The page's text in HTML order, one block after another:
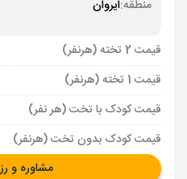
منطقه:ایروان
قیمت 2 تخته (هرنفر)
قیمت 1 تخته (هرنفر)
قیمت کودک با تخت (هر نفر)
قیمت کودک بدون تخت (هرنفر)
مشاوره و